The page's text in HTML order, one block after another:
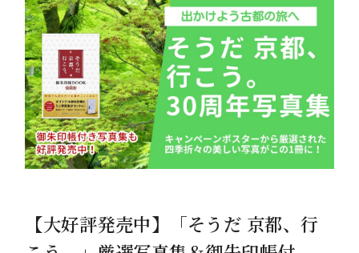
【大好評発売中】「そうだ 京都、行